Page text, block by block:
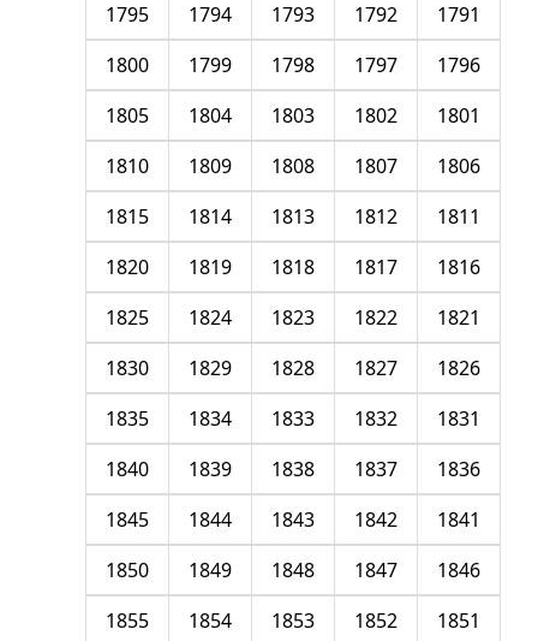
1791
1792
1793
1794
1795
1796
1797
1798
1799
1800
1801
1802
1803
1804
1805
1806
1807
1808
1809
1810
1811
1812
1813
1814
1815
1816
1817
1818
1819
1820
1821
1822
1823
1824
1825
1826
1827
1828
1829
1830
1831
1832
1833
1834
1835
1836
1837
1838
1839
1840
1841
1842
1843
1844
1845
1846
1847
1848
1849
1850
1851
1852
1853
1854
1855